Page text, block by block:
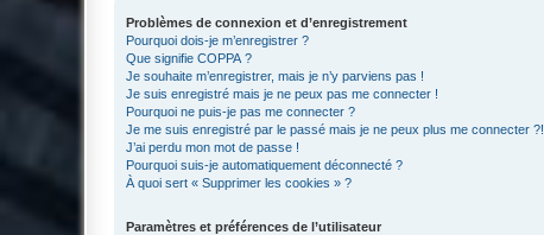
Problèmes de connexion et d’enregistrement
Pourquoi dois-je m’enregistrer ?
Que signifie COPPA ?
Je souhaite m’enregistrer, mais je n’y parviens pas !
Je suis enregistré mais je ne peux pas me connecter !
Pourquoi ne puis-je pas me connecter ?
Je me suis enregistré par le passé mais je ne peux plus me connecter ?!
J’ai perdu mon mot de passe !
Pourquoi suis-je automatiquement déconnecté ?
À quoi sert « Supprimer les cookies » ?
Paramètres et préférences de l’utilisateur